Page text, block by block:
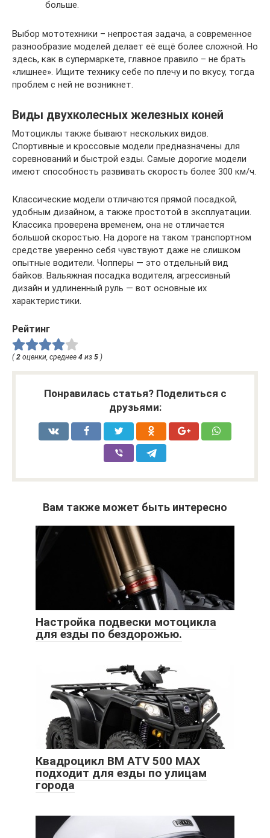
больше.
Выбор мототехники – непростая задача, а современное
разнообразие моделей делает её ещё более сложной. Но
здесь, как в супермаркете, главное правило – не брать
«лишнее». Ищите технику себе по плечу и по вкусу, тогда
проблем с ней не возникнет.
Виды двухколесных железных коней
Мотоциклы также бывают нескольких видов.
Спортивные и кроссовые модели предназначены для
соревнований и быстрой езды. Самые дорогие модели
имеют способность развивать скорость более 300 км/ч.
Классические модели отличаются прямой посадкой,
удобным дизайном, а также простотой в эксплуатации.
Классика проверена временем, она не отличается
большой скоростью. На дороге на таком транспортном
средстве уверенно себя чувствуют даже не слишком
опытные водители. Чопперы — это отдельный вид
байков. Вальяжная посадка водителя, агрессивный
дизайн и удлиненный руль — вот основные их
характеристики.
Рейтинг
( 2 оценки, среднее 4 из 5 )
Понравилась статья? Поделиться с
друзьями:
Вам также может быть интересно
Настройка подвески мотоцикла
для езды по бездорожью.
Квадроцикл BM ATV 500 MAX
подходит для езды по улицам
города